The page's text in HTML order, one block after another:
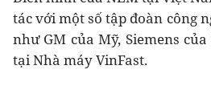
tác với một số tập đoàn công
như GM của Mỹ, Siemens
tại Nhà máy VinFast.